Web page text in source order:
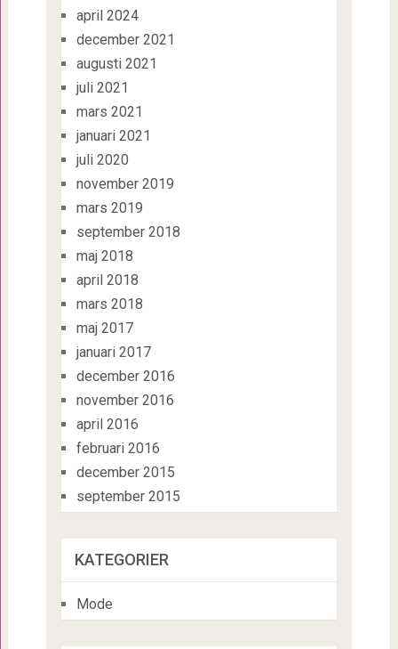
april 2024
december 2021
augusti 2021
juli 2021
mars 2021
januari 2021
juli 2020
november 2019
mars 2019
september 2018
maj 2018
april 2018
mars 2018
maj 2017
januari 2017
december 2016
november 2016
april 2016
februari 2016
december 2015
september 2015
KATEGORIER
Mode